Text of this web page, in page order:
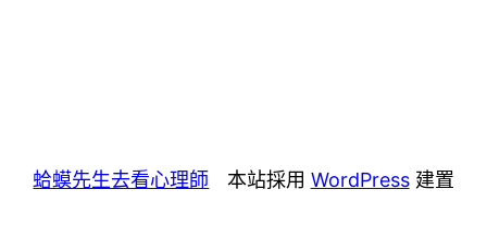
蛤蟆先生去看心理師 本站採用 WordPress建置